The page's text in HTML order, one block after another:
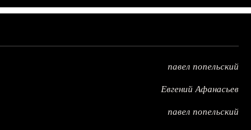
павел попельский
Евгений Афанасьев
павел попельский